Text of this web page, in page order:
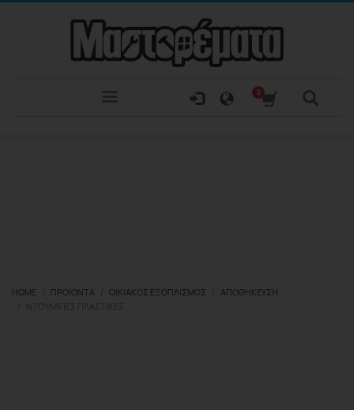
HOME ΠΡΟΪΌΝΤΑ ΟΙΚΙΑΚΌΣ ΕΞΟΠΛΙΣΜΌΣ
ΑΠΟΘΉΚΕΥΣΗ
ΝΤΟΥΛΆΠΕΣ ΠΛΑΣΤΙΚΈΣ